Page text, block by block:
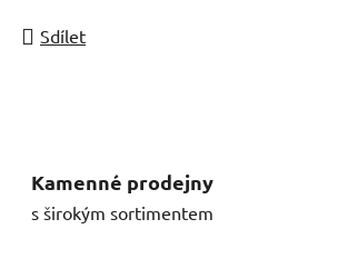
Sdílet
Kamenné prodejny
s širokým sortimentem